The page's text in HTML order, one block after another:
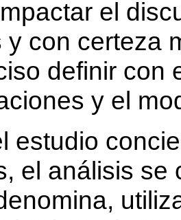
el
y con certeza
definir con
y el
estudio
el análisis se